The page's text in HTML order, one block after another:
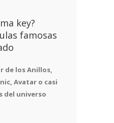
key?
famosas
de los Anillos,
Avatar o casi
del universo